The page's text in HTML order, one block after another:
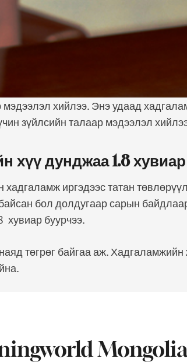
хийлээ. Энэ удаад
зүйлсийн талаар мэдээлэл
хүү дунджаа 1.8
хадгаламж иргэдээс татан
бол долдугаар сарын
буурчээ.
төгрөг байгаа аж. Хадгаламжийн